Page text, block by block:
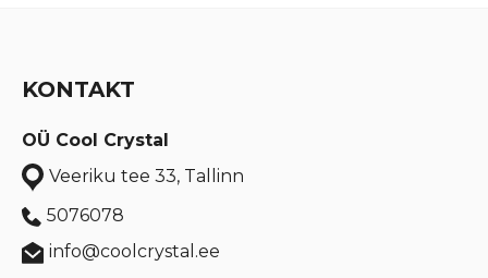
KONTAKT
OÜ Cool Crystal
Veeriku tee 33, Tallinn
5076078
info@coolcrystal.ee